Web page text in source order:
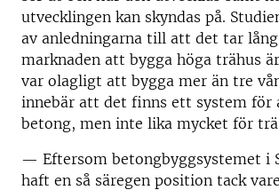
utvecklingen kan skyndas på.
av anledningarna till att det tar
marknaden att bygga höga trähus
var olagligt att bygga mer än tre
innebär att det finns ett system för
betong, men inte lika mycket för
— Eftersom betongbyggsystemet i
haft en så säregen position tack